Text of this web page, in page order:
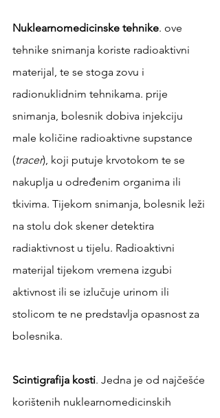
Nuklearnomedicinske tehnike. ove
tehnike snimanja koriste radioaktivni
materijal, te se stoga zovu i
radionuklidnim tehnikama. prije
snimanja, bolesnik dobiva injekciju
male količine radioaktivne supstance
(tracer), koji putuje krvotokom te se
nakuplja u određenim organima ili
tkivima. Tijekom snimanja, bolesnik leži
na stolu dok skener detektira
radiaktivnost u tijelu. Radioaktivni
materijal tijekom vremena izgubi
aktivnost ili se izlučuje urinom ili
stolicom te ne predstavlja opasnost za
bolesnika.
Scintigrafija kosti. Jedna je od najčešće
korištenih nuklearnomedicinskih